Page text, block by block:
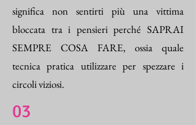
significa non sentirti più una vittima
bloccata tra i pensieri perché SAPRAI
SEMPRE COSA FARE, ossia quale
tecnica pratica utilizzare per spezzare i
circoli viziosi.
03